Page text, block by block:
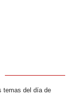
temas del día de